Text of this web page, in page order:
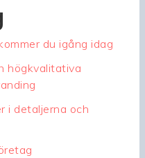
du igång idag
högkvalitativa
i detaljerna och